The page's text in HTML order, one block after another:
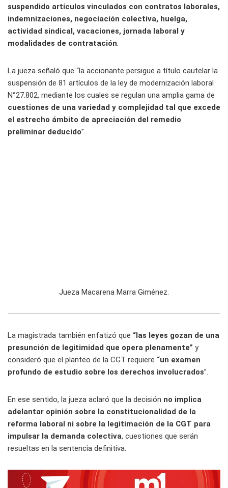
suspendido artículos vinculados con contratos laborales,
indemnizaciones, negociación colectiva, huelga,
actividad sindical, vacaciones, jornada laboral y
modalidades de contratación.
La jueza señaló que “la accionante persigue a título cautelar la
suspensión de 81 artículos de la ley de modernización laboral
N°27.802, mediante los cuales se regulan una amplia gama de
cuestiones de una variedad y complejidad tal que excede
el estrecho ámbito de apreciación del remedio
preliminar deducido”.
Jueza Macarena Marra Giménez.
La magistrada también enfatizó que “las leyes gozan de una
presunción de legitimidad que opera plenamente” y
consideró que el planteo de la CGT requiere “un examen
profundo de estudio sobre los derechos involucrados”.
En ese sentido, la jueza aclaró que la decisión no implica
adelantar opinión sobre la constitucionalidad de la
reforma laboral ni sobre la legitimación de la CGT para
impulsar la demanda colectiva, cuestiones que serán
resueltas en la sentencia definitiva.